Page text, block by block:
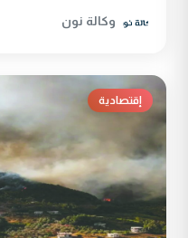
وكالة نون
إقتصادية